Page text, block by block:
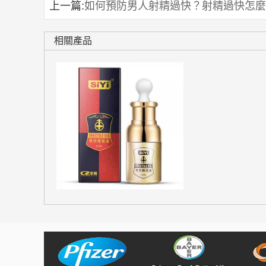
上一篇:如何預防男人射精過快？射精過快怎
相關產品